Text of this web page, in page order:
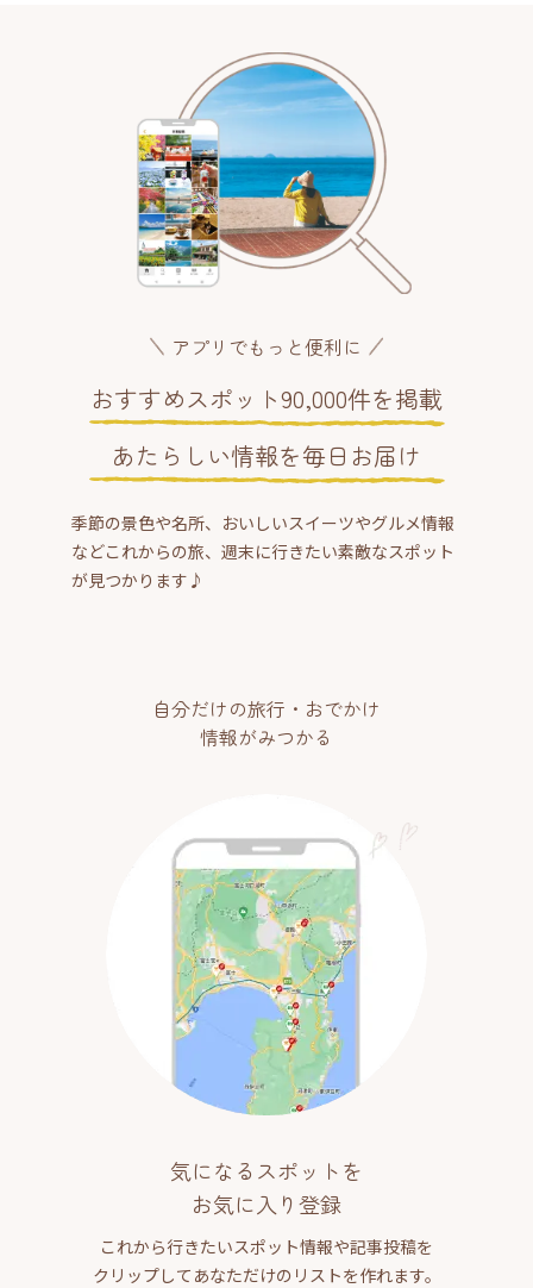
アプリでもっと便利に
おすすめスポット90,000件を掲載
あたらしい情報を毎日お届け
季節の景色や名所、おいしいスイーツやグルメ情報
などこれからの旅、週末に行きたい素敵なスポット
が見つかります♪
自分だけの旅行・おでかけ
情報がみつかる
気になるスポットを
お気に入り登録
これから行きたいスポット情報や記事投稿を
クリップしてあなただけのリストを作れます。